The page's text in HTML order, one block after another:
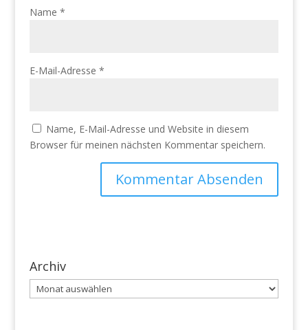
Name *
E-Mail-Adresse *
Name, E-Mail-Adresse und Website in diesem
Browser für meinen nächsten Kommentar speichern.
Archiv
Archiv